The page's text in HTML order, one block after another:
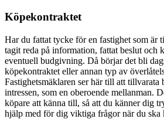
Köpekontraktet
Har du fattat tycke för en fastighet som är
tagit reda på information, fattat beslut och
eventuell budgivning. Då börjar det bli
köpekontraktet eller annan typ av
Fastighetsmäklaren ser här till att tillvarata
intressen, som en oberoende mellanman.
köpare att känna till, så att du känner dig
hjälp med för dig viktiga frågor när du ska